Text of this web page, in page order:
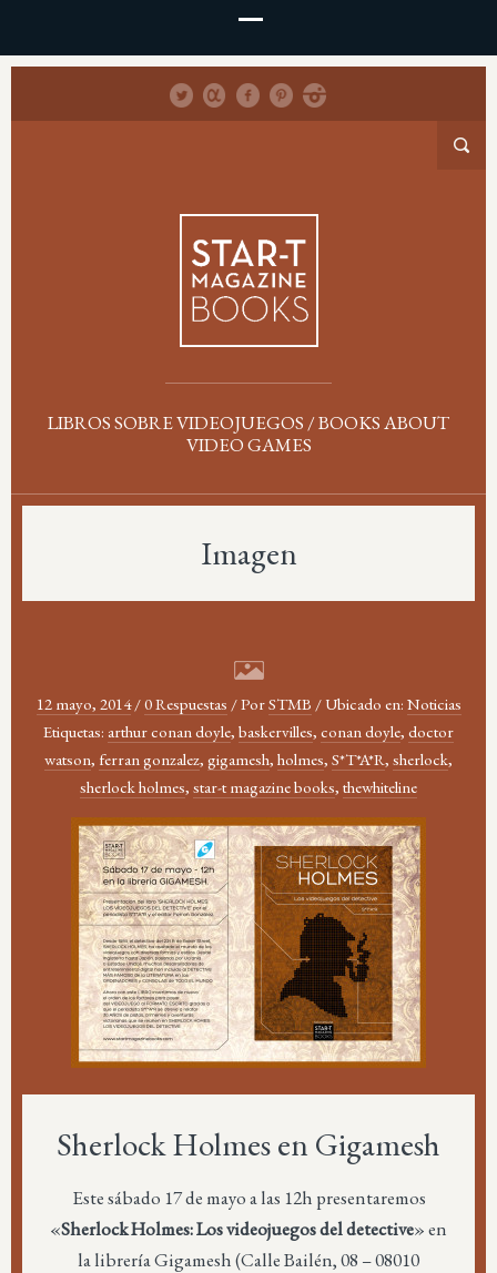
LIBROS SOBRE VIDEOJUEGOS / BOOKS ABOUT
VIDEO GAMES
Imagen
12 mayo, 2014 /0 Respuestas /PorSTMB / Ubicado en: Noticias
Etiquetas: arthur conan doyle, baskervilles, conan doyle, doctor
watson, ferran gonzalez, gigamesh, holmes, S*T*A*R, sherlock,
sherlock holmes, star-t magazine books, thewhiteline
Sherlock Holmes en Gigamesh
Este sábado 17 de mayo a las 12h presentaremos
«Sherlock Holmes: Los videojuegos del detective» en
la librería Gigamesh (Calle Bailén, 08 – 08010